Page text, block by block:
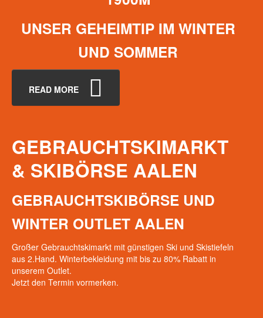
UNSER GEHEIMTIP IM WINTER
UND SOMMER
READ MORE
GEBRAUCHTSKIMARKT
& SKIBÖRSE AALEN
GEBRAUCHTSKIBÖRSE UND
WINTER OUTLET AALEN
Großer Gebrauchtskimarkt mit günstigen Ski und Skistiefeln
aus 2.Hand. Winterbekleidung mit bis zu 80% Rabatt in
unserem Outlet.
Jetzt den Termin vormerken.